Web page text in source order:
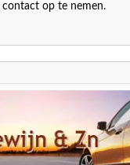
op te nemen.